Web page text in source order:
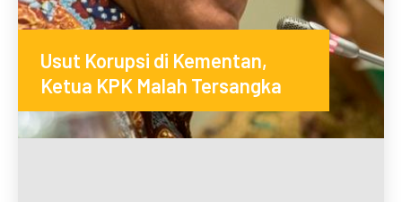
Usut Korupsi di Kementan,
Ketua KPK Malah Tersangka